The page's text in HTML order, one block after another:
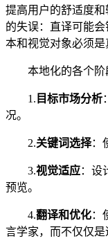
提高用户的舒适度
的失误：直译可能
本和视觉对象必须是
本地化的各个阶
1. 目标市场分析
况。
2.关键词选择：
3.视觉适应：设
预览。
4.翻译和优化：
言学家，而不仅仅是